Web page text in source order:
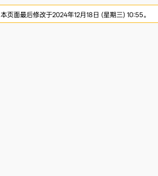
本页面最后修改于2024年12月18日 (星期三) 10:55。